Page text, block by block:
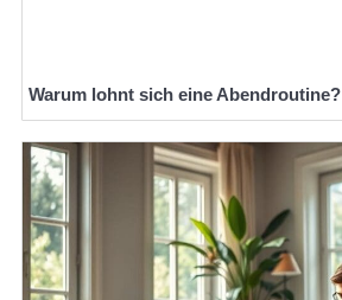
Warum lohnt sich eine Abendroutine?